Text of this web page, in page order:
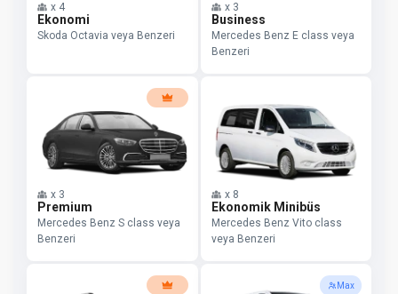
x 4
Ekonomi
Skoda Octavia veya Benzeri
x 3
Business
Mercedes Benz E class veya
Benzeri
x 3
Premium
Mercedes Benz S class veya
Benzeri
x 8
Ekonomik Minibüs
Mercedes Benz Vito class
veya Benzeri
Max